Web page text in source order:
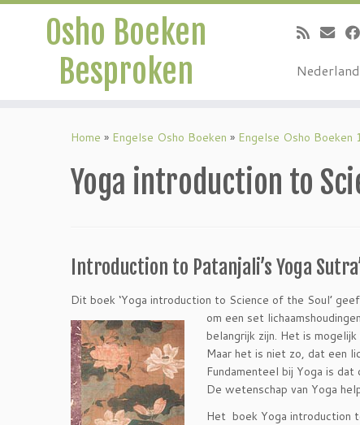
Osho Boeken
Besproken
Home » Engelse Osho Boeken » Engelse Osho Boeken
Yoga introduction to
Introduction to Patanjali’s Yoga
Dit boek ‘Yoga introduction to Science of the Soul’
om een set
belangrijk zijn. Het is
Maar het is niet zo, dat een
Fundamenteel bij Yoga is
De wetenschap van Yoga
Het boek Yoga introduction